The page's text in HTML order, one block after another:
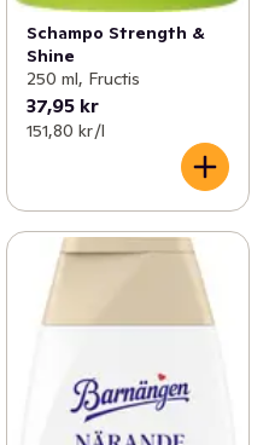
Schampo Strength &
Shine
250 ml, Fructis
37,95 kr
151,80 kr /l